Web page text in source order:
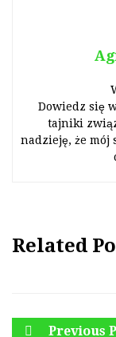
Dowiedz się
tajniki
nadzieję, że mój
Related
Previous